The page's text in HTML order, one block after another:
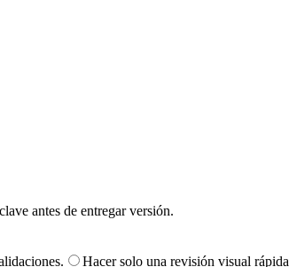
antes de entregar versión.
Hacer solo una revisión visual